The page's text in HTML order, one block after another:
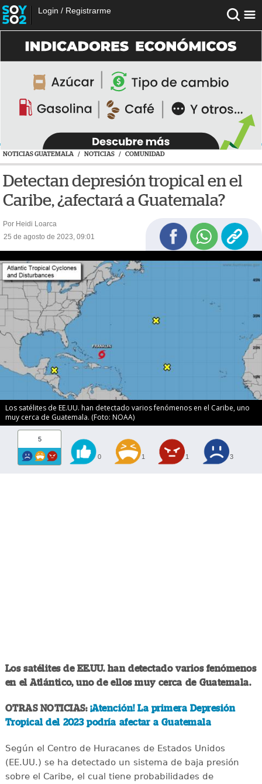
Login / Registrarme
NOTICIAS GUATEMALA / NOTICIAS / COMUNIDAD
Detectan depresión tropical en el
Caribe, ¿afectará a Guatemala?
Por Heidi Loarca
25 de agosto de 2023, 09:01
Los satélites de EE.UU. han detectado varios fenómenos en el Caribe, uno
muy cerca de Guatemala. (Foto: NOAA)
5
0 1 1 3
Los satélites de EE.UU. han detectado varios fenómenos
en el Atlántico, uno de ellos muy cerca de Guatemala.
OTRAS NOTICIAS: ¡Atención! La primera Depresión
Tropical del 2023 podría afectar a Guatemala
Según el Centro de Huracanes de Estados Unidos
(EE.UU.) se ha detectado un sistema de baja presión
sobre el Caribe, el cual tiene probabilidades de